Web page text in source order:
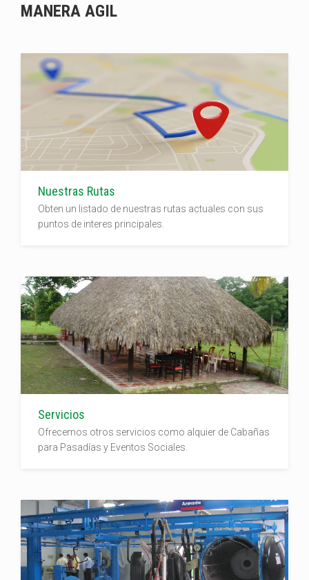
MANERA AGIL
Nuestras Rutas
Obten un listado de nuestras rutas actuales con sus
puntos de interes principales.
Servicios
Ofrecemos otros servicios como alquier de Cabañas
para Pasadías y Eventos Sociales.